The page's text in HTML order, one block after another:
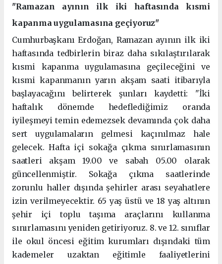
"Ramazan ayının ilk iki haftasında kısmi
kapanma uygulamasına geçiyoruz"
Cumhurbaşkanı Erdoğan, Ramazan ayının ilk iki
haftasında tedbirlerin biraz daha sıkılaştırılarak
kısmi kapanma uygulamasına geçileceğini ve
kısmi kapanmanın yarın akşam saati itibarıyla
başlayacağını belirterek şunları kaydetti: "İki
haftalık dönemde hedeflediğimiz oranda
iyileşmeyi temin edemezsek devamında çok daha
sert uygulamaların gelmesi kaçınılmaz hale
gelecek. Hafta içi sokağa çıkma sınırlamasının
saatleri akşam 19.00 ve sabah 05.00 olarak
güncellenmiştir. Sokağa çıkma saatlerinde
zorunlu haller dışında şehirler arası seyahatlere
izin verilmeyecektir. 65 yaş üstü ve 18 yaş altının
şehir içi toplu taşıma araçlarını kullanma
sınırlamasını yeniden getiriyoruz. 8. ve 12. sınıflar
ile okul öncesi eğitim kurumları dışındaki tüm
kademeler uzaktan eğitimle faaliyetlerini